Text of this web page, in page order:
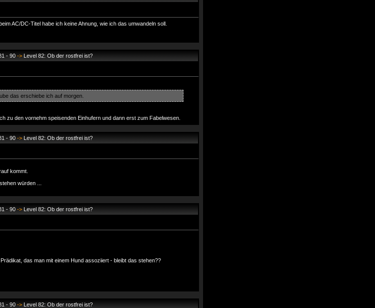
AC/DC-Titel habe ich keine Ahnung, wie ich das umwandeln soll.
- 90 -> Level 82: Ob der rostfrei ist?
das erschiebe ich auf morgen.
zu den vornehm speisenden Einhufern und dann erst zum Fabelwesen.
- 90 -> Level 82: Ob der rostfrei ist?
kommt.
würden ...
- 90 -> Level 82: Ob der rostfrei ist?
das man mit einem Hund assoziiert - bleibt das stehen??
- 90 -> Level 82: Ob der rostfrei ist?